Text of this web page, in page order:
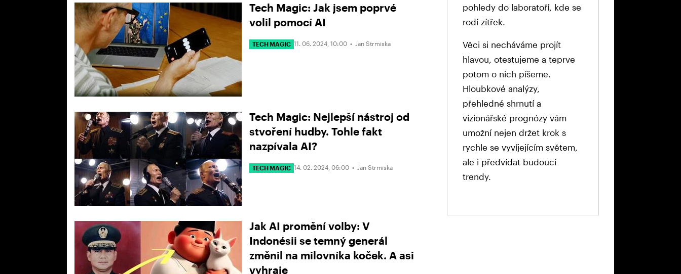
Tech Magic: Jak jsem poprvé
volil pomocí AI
TECH MAGIC 11. 06. 2024, 10:00 • Jan Strmiska
Tech Magic: Nejlepší nástroj od
stvoření hudby. Tohle fakt
nazpívala AI?
TECH MAGIC 14. 02. 2024, 06:00 • Jan Strmiska
Jak AI promění volby: V
Indonésii se temný generál
změnil na milovníka koček. A asi
vyhraje
pohledy do laboratoří, kde se
rodí zítřek.
Věci si necháváme projít
hlavou, otestujeme a teprve
potom o nich píšeme.
Hloubkové analýzy,
přehledné shrnutí a
vizionářské prognózy vám
umožní nejen držet krok s
rychle se vyvíjejícím světem,
ale i předvídat budoucí
trendy.